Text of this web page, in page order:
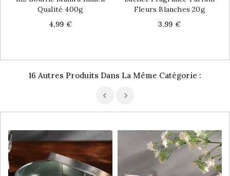
Qualité 400g
Price
4,99 €
Fleurs Blanches 20g
Price
3,99 €
16 Autres Produits Dans La Même Catégorie :